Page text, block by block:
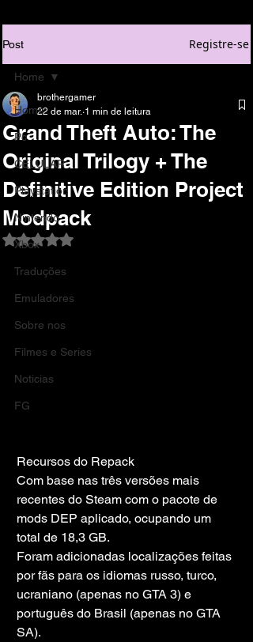
Post Registre-se
Home
Pc
CELULAR
Playstation
Nintendo
Xbox
Traduções
Emuladores
Sobre nos
Filmes e Series
Noticias
FG
Home
Grand Theft Auto: The
Original Trilogy + The
Definitive Edition Project
Modpack
brothergamer
22 de mar. 1 min de leitura
Avaliado com NaN de 5 estrelas.
Recursos do Repack
Com base nas três versões mais
recentes do Steam com o pacote de
mods DEP aplicado, ocupando um
total de 18,3 GB.
Foram adicionadas localizações feitas
por fãs para os idiomas russo, turco,
ucraniano (apenas no GTA 3) e
português do Brasil (apenas no GTA
SA).